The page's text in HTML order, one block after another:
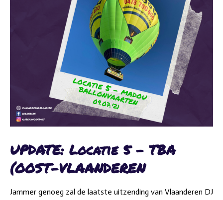
UPDATE: Locatie 5 - TBA
(OOST-VLAANDEREN
Jammer genoeg zal de laatste uitzending van Vlaanderen DJ